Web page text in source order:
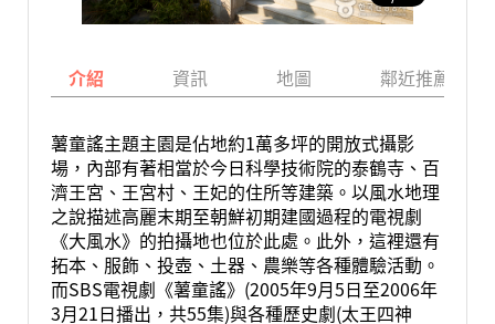
介紹 資訊 地圖 鄰近推薦景點
薯童謠主題主園是佔地約1萬多坪的開放式攝影
場，內部有著相當於今日科學技術院的泰鶴寺、百
濟王宮、王宮村、王妃的住所等建築。以風水地理
之說描述高麗末期至朝鮮初期建國過程的電視劇
《大風水》的拍攝地也位於此處。此外，這裡還有
拓本、服飾、投壺、土器、農樂等各種體驗活動。
而SBS電視劇《薯童謠》(2005年9月5日至2006年
3月21日播出，共55集)與各種歷史劇(太王四神